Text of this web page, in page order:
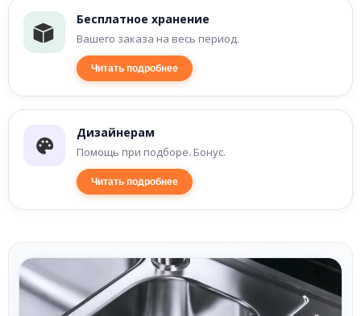
Бесплатное хранение
Вашего заказа на весь период.
Читать подробнее
Дизайнерам
Помощь при подборе. Бонус.
Читать подробнее